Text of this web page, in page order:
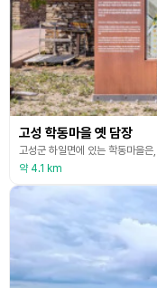
고성 학동마을 옛 담장
약 4.1 km